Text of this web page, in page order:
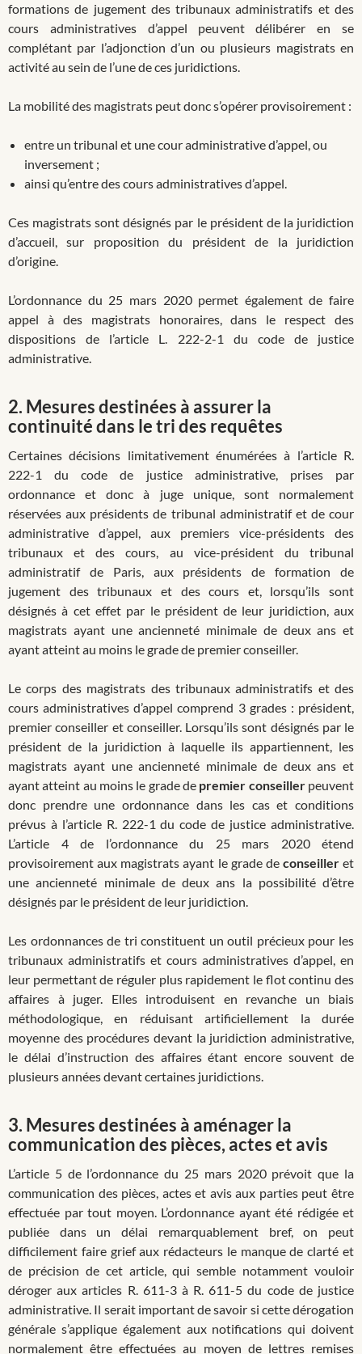
formations de jugement des tribunaux administratifs et des
cours administratives d’appel peuvent délibérer en se
complétant par l’adjonction d’un ou plusieurs magistrats en
activité au sein de l’une de ces juridictions.
La mobilité des magistrats peut donc s’opérer provisoirement :
entre un tribunal et une cour administrative d’appel, ou
inversement ;
ainsi qu’entre des cours administratives d’appel.
Ces magistrats sont désignés par le président de la juridiction
d’accueil, sur proposition du président de la juridiction
d’origine.
L’ordonnance du 25 mars 2020 permet également de faire
appel à des magistrats honoraires, dans le respect des
dispositions de l’article L. 222-2-1 du code de justice
administrative.
2. Mesures destinées à assurer la
continuité dans le tri des requêtes
Certaines décisions limitativement énumérées à l’article R.
222-1 du code de justice administrative, prises par
ordonnance et donc à juge unique, sont normalement
réservées aux présidents de tribunal administratif et de cour
administrative d’appel, aux premiers vice-présidents des
tribunaux et des cours, au vice-président du tribunal
administratif de Paris, aux présidents de formation de
jugement des tribunaux et des cours et, lorsqu’ils sont
désignés à cet effet par le président de leur juridiction, aux
magistrats ayant une ancienneté minimale de deux ans et
ayant atteint au moins le grade de premier conseiller.
Le corps des magistrats des tribunaux administratifs et des
cours administratives d’appel comprend 3 grades : président,
premier conseiller et conseiller. Lorsqu’ils sont désignés par le
président de la juridiction à laquelle ils appartiennent, les
magistrats ayant une ancienneté minimale de deux ans et
ayant atteint au moins le grade de premier conseillerpeuvent
donc prendre une ordonnance dans les cas et conditions
prévus à l’article R. 222-1 du code de justice administrative.
L’article 4 de l’ordonnance du 25 mars 2020 étend
provisoirement aux magistrats ayant le grade de conseilleret
une ancienneté minimale de deux ans la possibilité d’être
désignés par le président de leur juridiction.
Les ordonnances de tri constituent un outil précieux pour les
tribunaux administratifs et cours administratives d’appel, en
leur permettant de réguler plus rapidement le flot continu des
affaires à juger. Elles introduisent en revanche un biais
méthodologique, en réduisant artificiellement la durée
moyenne des procédures devant la juridiction administrative,
le délai d’instruction des affaires étant encore souvent de
plusieurs années devant certaines juridictions.
3. Mesures destinées à aménager la
communication des pièces, actes et avis
L’article 5 de l’ordonnance du 25 mars 2020 prévoit que la
communication des pièces, actes et avis aux parties peut être
effectuée par tout moyen. L’ordonnance ayant été rédigée et
publiée dans un délai remarquablement bref, on peut
difficilement faire grief aux rédacteurs le manque de clarté et
de précision de cet article, qui semble notamment vouloir
déroger aux articles R. 611-3 à R. 611-5 du code de justice
administrative. Il serait important de savoir si cette dérogation
générale s’applique également aux notifications qui doivent
normalement être effectuées au moyen de lettres remises